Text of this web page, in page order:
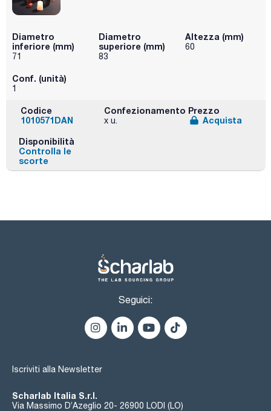
Diametro
inferiore (mm)
71
Diametro
superiore (mm)
83
Altezza (mm)
60
Conf. (unità)
1
Codice
1010571DAN
Confezionamento
x u.
Prezzo
Acquista
Disponibilità
Controlla le
scorte
Seguici:
Iscriviti alla Newsletter
Scharlab Italia S.r.l.
Via Massimo D’Azeglio 20- 26900 LODI (LO)